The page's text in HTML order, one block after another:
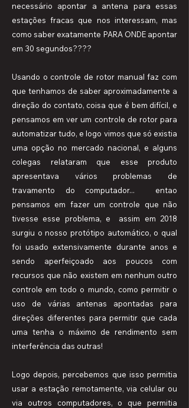
necessário apontar a antena para essas
estações fracas que nos interessam, mas
como saber exatamente PARA ONDE apontar
em 30 segundos????
Usando o controle de rotor manual faz com
que tenhamos de saber aproximadamente a
direção do contato, coisa que é bem difícil, e
pensamos em ver um controle de rotor para
automatizar tudo, e logo vimos que só existia
uma opção no mercado nacional, e alguns
colegas relataram que esse produto
apresentava vários problemas de
travamento do computador... entao
pensamos em fazer um controle que não
tivesse esse problema, e assim em 2018
surgiu o nosso protótipo automático, o qual
foi usado extensivamente durante anos e
sendo aperfeiçoado aos poucos com
recursos que não existem em nenhum outro
controle em todo o mundo, como permitir o
uso de várias antenas apontadas para
direções diferentes para permitir que cada
uma tenha o máximo de rendimento sem
interferência das outras!
Logo depois, percebemos que isso permitia
usar a estação remotamente, via celular ou
via outros computadores, o que permitia